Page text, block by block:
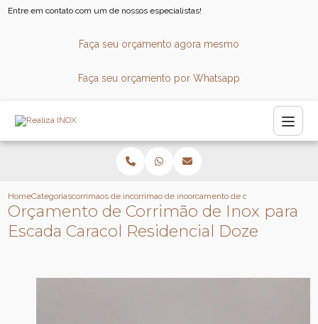
Entre em contato com um de nossos especialistas!
Faça seu orçamento agora mesmo
Faça seu orçamento por Whatsapp
HomeCategoriascorrimaos de inoxcorrimao de inox quadradoorcamento de corrimao de inox
Orçamento de Corrimão de Inox para
Escada Caracol Residencial Doze